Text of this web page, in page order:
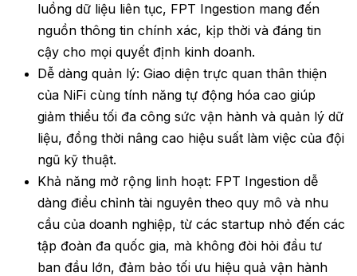
luồng dữ liệu liên tục, FPT Ingestion mang đến
nguồn thông tin chính xác, kịp thời và đáng tin
cậy cho mọi quyết định kinh doanh.
Dễ dàng quản lý: Giao diện trực quan thân thiện
của NiFi cùng tính năng tự động hóa cao giúp
giảm thiểu tối đa công sức vận hành và quản lý dữ
liệu, đồng thời nâng cao hiệu suất làm việc của đội
ngũ kỹ thuật.
Khả năng mở rộng linh hoạt: FPT Ingestion dễ
dàng điều chỉnh tài nguyên theo quy mô và nhu
cầu của doanh nghiệp, từ các startup nhỏ đến các
tập đoàn đa quốc gia, mà không đòi hỏi đầu tư
ban đầu lớn, đảm bảo tối ưu hiệu quả vận hành